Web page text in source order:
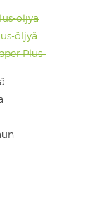
öljyä
öljyä
Plus-